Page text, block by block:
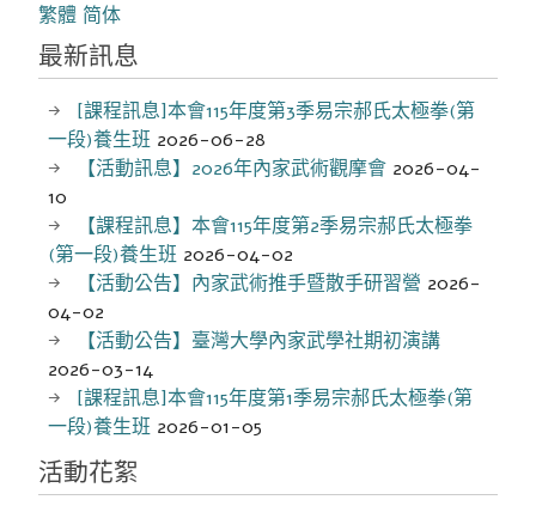
繁體 简体
最新訊息
[課程訊息]本會115年度第3季易宗郝氏太極拳(第
一段)養生班 2026-06-28
【活動訊息】2026年內家武術觀摩會 2026-04-
10
【課程訊息】本會115年度第2季易宗郝氏太極拳
(第一段)養生班 2026-04-02
【活動公告】內家武術推手暨散手研習營 2026-
04-02
【活動公告】臺灣大學內家武學社期初演講
2026-03-14
[課程訊息]本會115年度第1季易宗郝氏太極拳(第
一段)養生班 2026-01-05
活動花絮